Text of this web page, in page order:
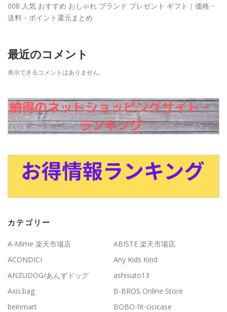
008 人気 おすすめ おしゃれ ブランド プレゼント ギフト｜価格・
送料・ポイント還元まとめ
最近のコメント
表示できるコメントはありません。
カテゴリー
A-Mime 楽天市場店
ABISTE 楽天市場店
ACONDICI
Any Kids Kind
ANZUDOG/あんずドッグ
ashisuto13
Axis.bag
B-BROS Online Store
beinmart
BOBO-fit-cicicase